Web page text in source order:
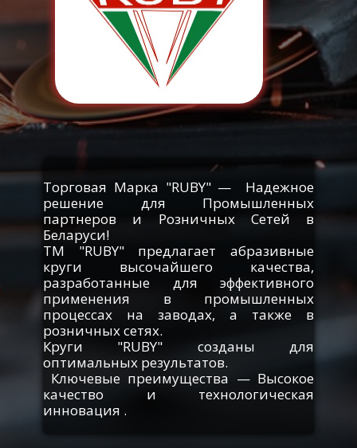
Торговая Марка "RUBY" — ​ Надежное
решение для Промышленных
партнеров и Розничных Сетей в
Беларуси!
ТМ "RUBY" предлагает абразивные
круги высочайшего качества,
разработанные для эффективного
применения в промышленных
процессах на заводах, а также в
розничных сетях.
Круги "RUBY" созданы для
оптимальных результатов.
Ключевые преимущества — Высокое
качество и технологическая
инновация .